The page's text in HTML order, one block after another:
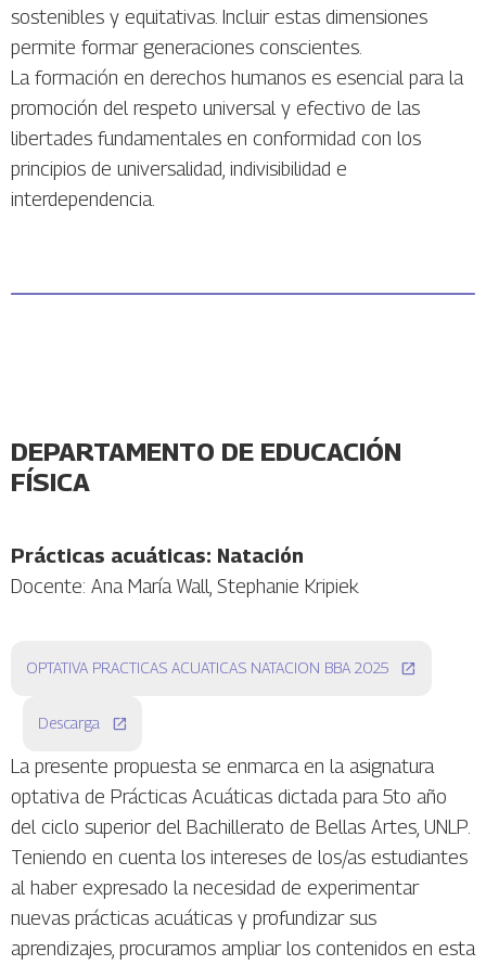
sostenibles y equitativas. Incluir estas dimensiones
permite formar generaciones conscientes.
La formación en derechos humanos es esencial para la
promoción del respeto universal y efectivo de las
libertades fundamentales en conformidad con los
principios de universalidad, indivisibilidad e
interdependencia.
DEPARTAMENTO DE EDUCACIÓN
FÍSICA
Prácticas acuáticas: Natación
Docente: Ana María Wall, Stephanie Kripiek
OPTATIVA PRACTICAS ACUATICAS NATACION BBA 2025
Descarga
La presente propuesta se enmarca en la asignatura
optativa de Prácticas Acuáticas dictada para 5to año
del ciclo superior del Bachillerato de Bellas Artes, UNLP.
Teniendo en cuenta los intereses de los/as estudiantes
al haber expresado la necesidad de experimentar
nuevas prácticas acuáticas y profundizar sus
aprendizajes, procuramos ampliar los contenidos en esta